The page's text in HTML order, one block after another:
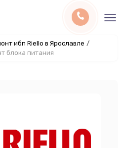
ибп Riello в Ярославле /
блока питания